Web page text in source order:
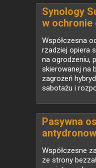
Synology
w ochronie
Współczesna
rzadziej opiera
na ogrodzeniu,
skierowanej na
zagrożeń
sabotażu i
Pasywna
Współczesne
ze strony